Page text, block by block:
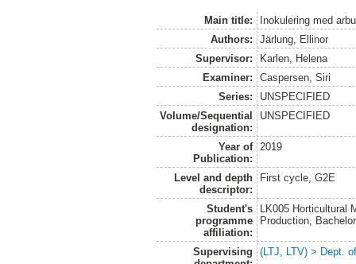
Main title:
Inokulering med
Authors:
Järlung, Ellinor
Supervisor:
Karlen, Helena
Examiner:
Caspersen, Siri
Series:
UNSPECIFIED
Volume/Sequential
designation:
UNSPECIFIED
Year of
Publication:
2019
Level and depth
descriptor:
First cycle, G2E
Student's
programme
affiliation:
LK005 Horticultural
Production,
Supervising
(LTJ, LTV) > Dept.